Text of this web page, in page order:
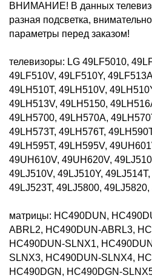
ВНИМАНИЕ! В данных
разная подсветка,
параметры перед заказом!
телевизоры: LG 49LF5010,
49LF510V, 49LF510Y,
49LH510T, 49LH510V,
49LH513V, 49LH5150,
49LH5700, 49LH570A,
49LH573T, 49LH576T,
49LH595T, 49LH595V,
49UH610V, 49UH620V,
49LJ510V, 49LJ510Y,
49LJ523T, 49LJ5800,
матрицы: HC490DUN,
ABRL2, HC490DUN-ABRL3,
HC490DUN-SLNX1,
SLNX3, HC490DUN-SLNX4,
HC490DGN, HC490DGN-